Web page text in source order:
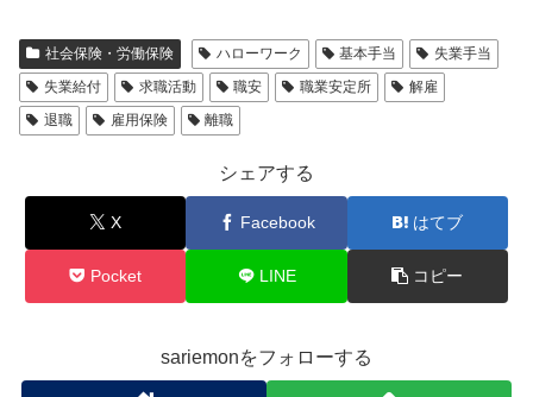
社会保険・労働保険 ハローワーク 基本手当
失業手当
失業給付
求職活動 職安 職業安定所
解雇
退職
雇用保険 離職
シェアする
X Facebook はてブ
Pocket LINE コピー
sariemonをフォローする